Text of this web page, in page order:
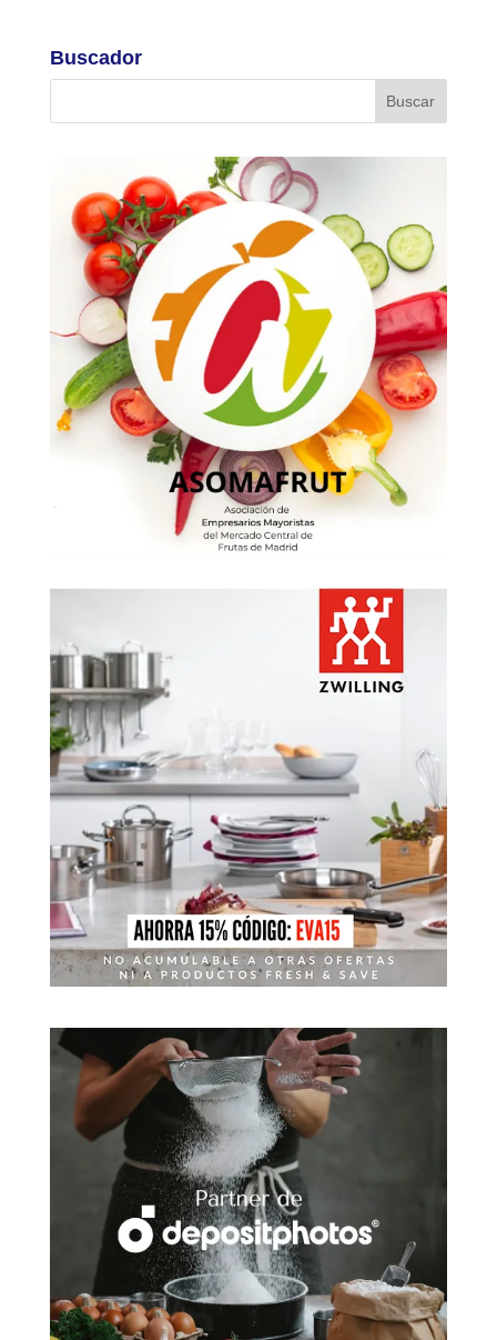
Buscador